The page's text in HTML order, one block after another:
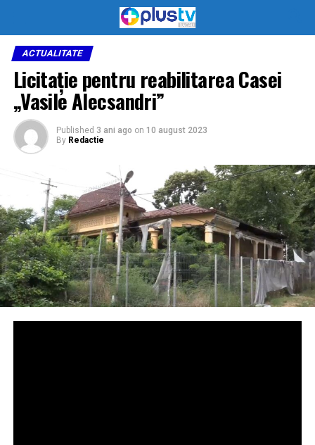
ACTUALITATE
Licitație pentru reabilitarea Casei
„Vasile Alecsandri”
Published 3 ani ago on 10 august 2023
By Redactie